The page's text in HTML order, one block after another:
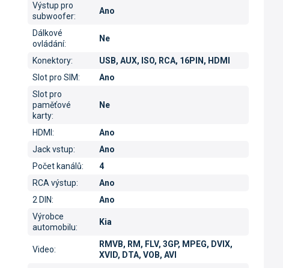
Výstup pro
subwoofer:
Ano
Dálkové
ovládání:
Ne
Konektory:
USB, AUX, ISO, RCA, 16PIN, HDMI
Slot pro SIM:
Ano
Slot pro
paměťové
karty:
Ne
HDMI:
Ano
Jack vstup:
Ano
Počet kanálů:
4
RCA výstup:
Ano
2 DIN:
Ano
Výrobce
automobilu:
Kia
Video:
RMVB, RM, FLV, 3GP, MPEG, DVIX,
XVID, DTA, VOB, AVI